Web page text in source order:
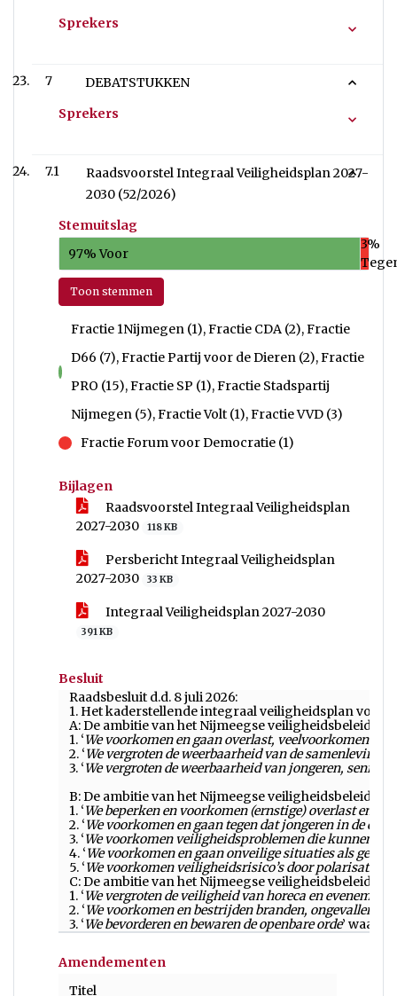
Sprekers
7
DEBATSTUKKEN
Sprekers
7.1
Raadsvoorstel Integraal Veiligheidsplan 2027-
2030 (52/2026)
Stemuitslag
97% Voor
3%
Toon stemmen
voor
Fractie 1Nijmegen (1), Fractie CDA (2), Fractie
D66 (7), Fractie Partij voor de Dieren (2), Fractie
PRO (15), Fractie SP (1), Fractie Stadspartij
Nijmegen (5), Fractie Volt (1), Fractie VVD (3)
Fractie Forum voor Democratie (1)
Bijlagen
Raadsvoorstel Integraal Veiligheidsplan
2027-2030
118 KB
Persbericht Integraal Veiligheidsplan
2027-2030
33 KB
Integraal Veiligheidsplan 2027-2030
391 KB
Besluit
Raadsbesluit d.d. 8 juli 2026:
1. Het kaderstellende integraal veiligheidsplan voor
A: De ambitie van het Nijmeegse veiligheidsbeleid ‘
1. ‘We voorkomen en gaan overlast,
2. ‘We vergroten de weerbaarheid van de
3. ‘We vergroten de weerbaarheid van jongeren,
B: De ambitie van het Nijmeegse veiligheidsbeleid ‘
1. ‘We beperken en voorkomen (ernstige) overlast en
2. ‘We voorkomen en gaan tegen dat jongeren in de
3. ‘We voorkomen veiligheidsproblemen die kunnen
4. ‘We voorkomen en gaan onveilige situaties als
5. ‘We voorkomen veiligheidsrisico’s door polarisatie
C: De ambitie van het Nijmeegse veiligheidsbeleid ‘
1. ‘We vergroten de veiligheid van horeca en
2. ‘We voorkomen en bestrijden branden, ongevallen,
3. ‘We bevorderen en bewaren de openbare orde’
Amendementen
Titel